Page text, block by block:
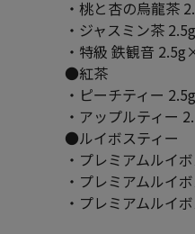
・桃と杏の烏龍茶
・ジャスミン茶
・特級 鉄観音
●紅茶
・ピーチティー
・アップルティー
●ルイボスティー
・プレミアムルイ
・プレミアムルイ
・プレミアムルイ